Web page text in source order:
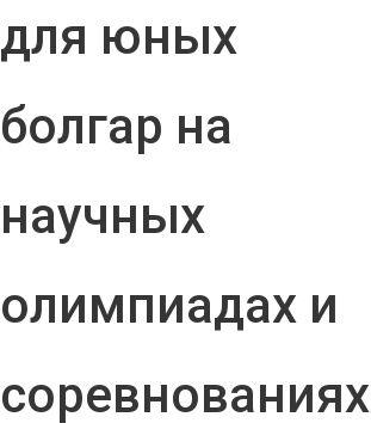
для юных
болгар на
научных
олимпиадах и
соревнованиях